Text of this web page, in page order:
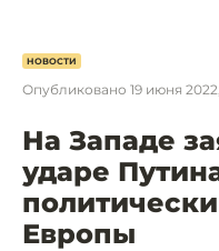
НОВОСТИ
Опубликовано 19 июня 2022,
На Западе
ударе
Европы